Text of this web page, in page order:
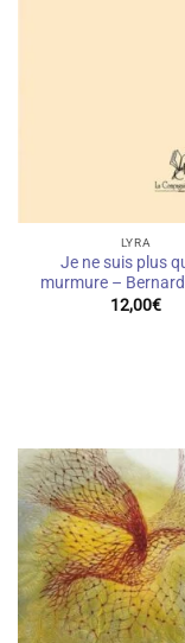
LYRA
Je ne suis plus
murmure –
12,00€